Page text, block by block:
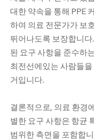
대한 약속을 통해 PPE
하여 의료 전문가가 보
뛰어나도록 보장합니
된 요구 사항을 준수하
최전선에있는 사람들
거입니다.
결론적으로, 의료 환경
별한 요구 사항은 항균
범위한 측면을 포함합